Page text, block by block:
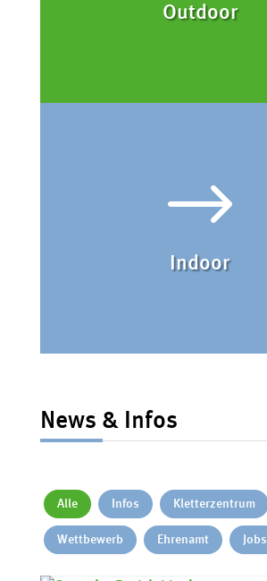
Outdoor
$
Indoor
News & Infos
Alle Infos Kletterzentrum
Wettbewerb Ehrenamt Jobs